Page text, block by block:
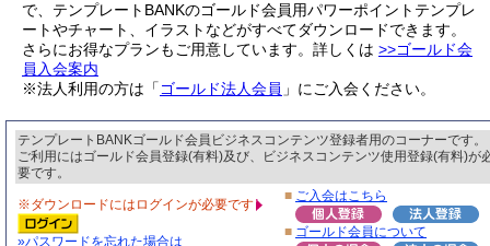
で、テンプレートBANKのゴールド会員用パワーポイントテンプレ
ートやチャート、イラストなどがすべてダウンロードできます。
さらにお得なプランもご用意しています。詳しくは >>ゴールド会
員入会案内
※法人利用の方は「 ゴールド法人会員 」にご入会ください。
テンプレートBANKゴールド会員ビジネスコンテンツ登録者用のコーナーです。
ご利用にはゴールド会員登録(有料)及び、ビジネスコンテンツ使用登録(有料)が
要です。
※ダウンロードにはログインが必要です
»パスワードを忘れた場合は
■ ご入会はこちら
■ ゴールド会員について